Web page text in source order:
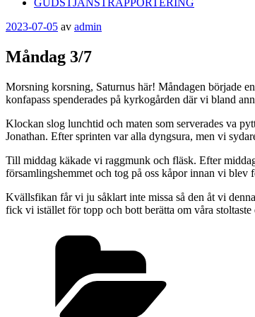
GUDSTJÄNSTRAPPORTERING
Publicerat
2023-07-05 av admin
Måndag 3/7
Morsning korsning, Saturnus här! Måndagen började
konfapass spenderades på kyrkogården där vi bland
Klockan slog lunchtid och maten som serverades va
Jonathan. Efter sprinten var alla dyngsura, men vi
Till middag käkade vi raggmunk och fläsk. Efter
församlingshemmet och tog på oss kåpor innan vi
Kvällsfikan får vi ju såklart inte missa så den åt vi
fick vi istället för topp och bott berätta om våra